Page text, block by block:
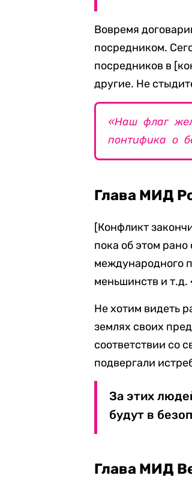
Вовремя
посредником.
посредников в
другие. Не
«Наш флаг
понтифика о
Глава МИД
[Конфликт
пока об этом
международного
меньшинств и т.д.
Не хотим видеть
землях своих
соответствии со
подвергали
За этих
будут в
Глава МИД